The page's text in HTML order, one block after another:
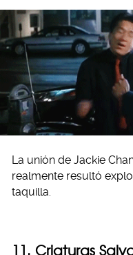
La unión de Jackie
realmente resultó
taquilla.
11. Criaturas